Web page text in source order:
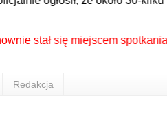
stał się miejscem
Redakcja